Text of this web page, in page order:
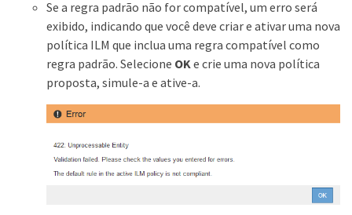
Se a regra padrão não for compatível, um erro será
exibido, indicando que você deve criar e ativar uma nova
política ILM que inclua uma regra compatível como
regra padrão. Selecione OKe crie uma nova política
proposta, simule-a e ative-a.